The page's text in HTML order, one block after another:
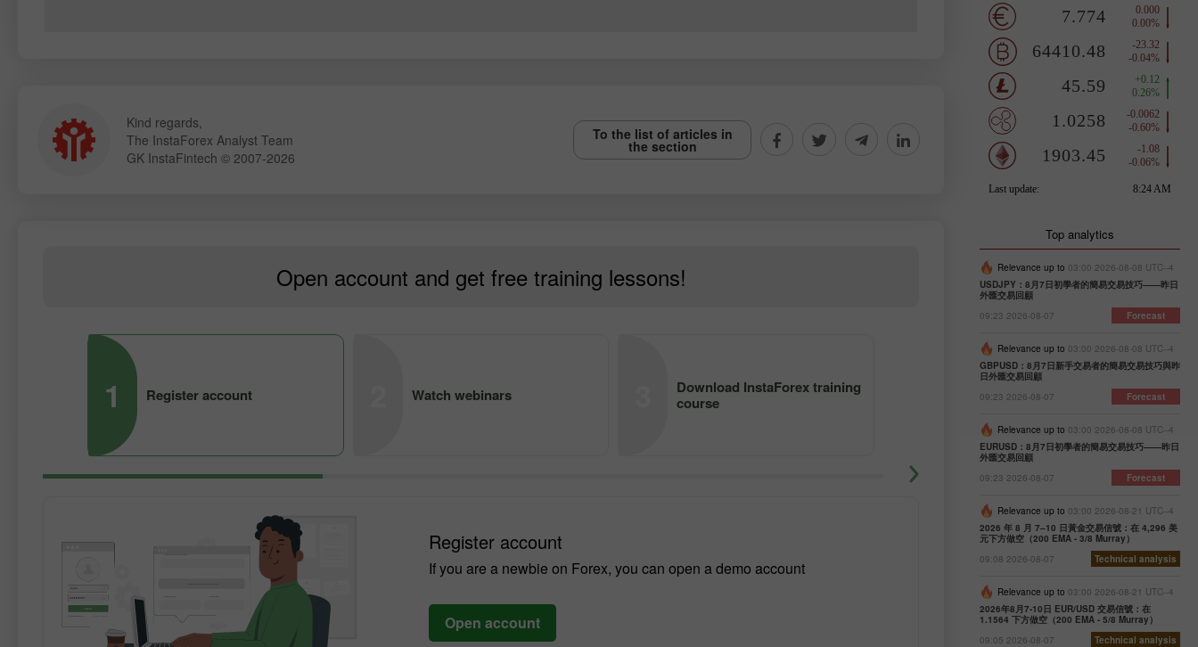
Kind regards,
The InstaForex Analyst Team
GK InstaFintech © 2007-2026
To the list of articles in
the section
Open account and get free training lessons!
1 Register account Watch webinars
Download InstaForex training
course
Learn forex trading with tutor 5
Register account
If you are a newbie on Forex, you can open a demo account
Open account
Top analytics
Relevance up to 03:00 2026-08-08 UTC--4
USDJPY：8月7日初學者的簡易交易技巧——昨日
外匯交易回顧
09:23 2026-08-07
Forecast
Relevance up to 03:00 2026-08-08 UTC--4
GBPUSD：8月7日新手交易者的簡易交易技巧與昨
日外匯交易回顧
09:23 2026-08-07
Forecast
Relevance up to 03:00 2026-08-08 UTC--4
EURUSD：8月7日初學者的簡易交易技巧——昨日
外匯交易回顧
09:23 2026-08-07
Forecast
Relevance up to 03:00 2026-08-21 UTC--4
2026 年 8 月 7–10 日黃金交易信號：在 4,296 美
元下方做空（200 EMA - 3/8 Murray）
09:08 2026-08-07
Technical analysis
Relevance up to 03:00 2026-08-21 UTC--4
2026年8月7-10日 EUR/USD 交易信號：在
1.1564 下方做空（200 EMA - 5/8 Murray）
09:05 2026-08-07
Technical analysis